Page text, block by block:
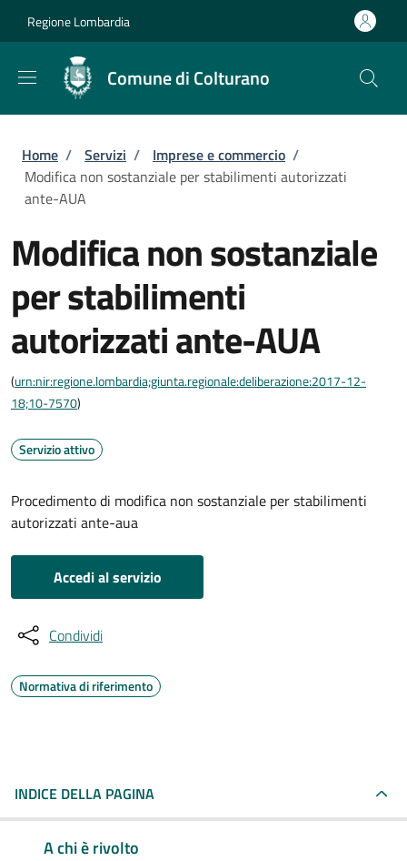
Regione Lombardia
Comune di Colturano
Briciole di pane
Home / Servizi / Imprese e commercio /
Modifica non sostanziale per stabilimenti autorizzati
ante-AUA
Modifica non sostanziale
per stabilimenti
autorizzati ante-AUA
(urn:nir:regione.lombardia;giunta.regionale:deliberazione:2017-12-
18;10-7570)
Servizio attivo
Procedimento di modifica non sostanziale per stabilimenti
autorizzati ante-aua
Accedi al servizio
Condividi
Normativa di riferimento
INDICE DELLA PAGINA
A chi è rivolto